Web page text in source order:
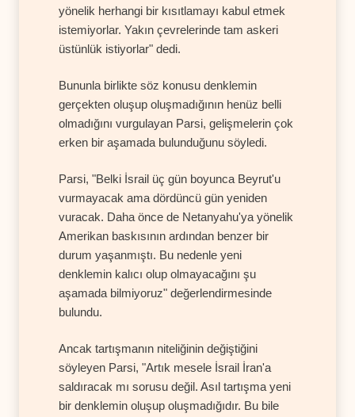
yönelik herhangi bir kısıtlamayı kabul etmek
istemiyorlar. Yakın çevrelerinde tam askeri
üstünlük istiyorlar" dedi.
Bununla birlikte söz konusu denklemin
gerçekten oluşup oluşmadığının henüz belli
olmadığını vurgulayan Parsi, gelişmelerin çok
erken bir aşamada bulunduğunu söyledi.
Parsi, "Belki İsrail üç gün boyunca Beyrut'u
vurmayacak ama dördüncü gün yeniden
vuracak. Daha önce de Netanyahu'ya yönelik
Amerikan baskısının ardından benzer bir
durum yaşanmıştı. Bu nedenle yeni
denklemin kalıcı olup olmayacağını şu
aşamada bilmiyoruz" değerlendirmesinde
bulundu.
Ancak tartışmanın niteliğinin değiştiğini
söyleyen Parsi, "Artık mesele İsrail İran'a
saldıracak mı sorusu değil. Asıl tartışma yeni
bir denklemin oluşup oluşmadığıdır. Bu bile